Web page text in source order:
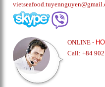
ONLINE -
Call: +84